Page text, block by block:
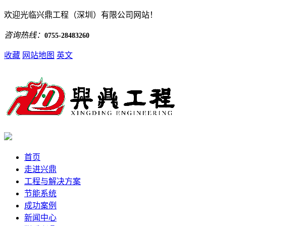
欢迎光临兴鼎工程（深圳）有限公司网站！
咨询热线： 0755-28483260
收藏 网站地图 英文
首页
走进兴鼎
工程与解决方案
节能系统
成功案例
新闻中心